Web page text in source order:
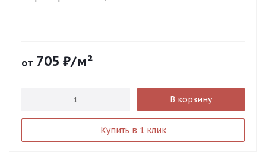
от 705 ₽/м²
В корзину
Купить в 1 клик